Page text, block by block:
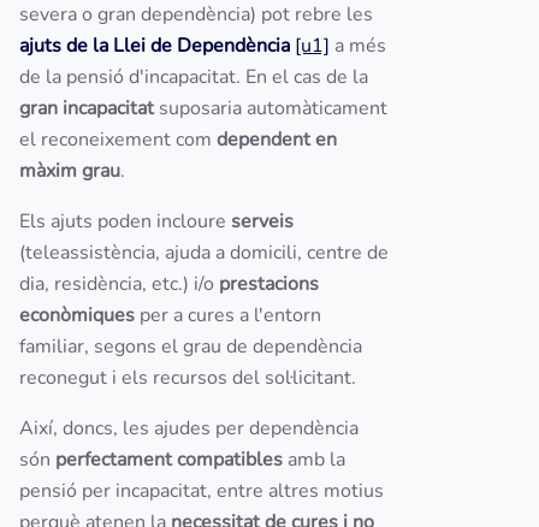
severa o gran dependència) pot rebre les
ajuts de la Llei de Dependència [u1] a més
de la pensió d'incapacitat. En el cas de la
gran incapacitatsuposaria automàticament
el reconeixement com dependent en
màxim grau.
Els ajuts poden incloure serveis
(teleassistència, ajuda a domicili, centre de
dia, residència, etc.) i/o prestacions
econòmiques per a cures a l'entorn
familiar, segons el grau de dependència
reconegut i els recursos del sol·licitant.
Així, doncs, les ajudes per dependència
són perfectament compatibles amb la
pensió per incapacitat, entre altres motius